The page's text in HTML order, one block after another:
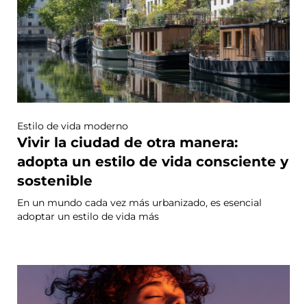
Estilo de vida moderno
Vivir la ciudad de otra manera:
adopta un estilo de vida consciente y
sostenible
En un mundo cada vez más urbanizado, es esencial
adoptar un estilo de vida más